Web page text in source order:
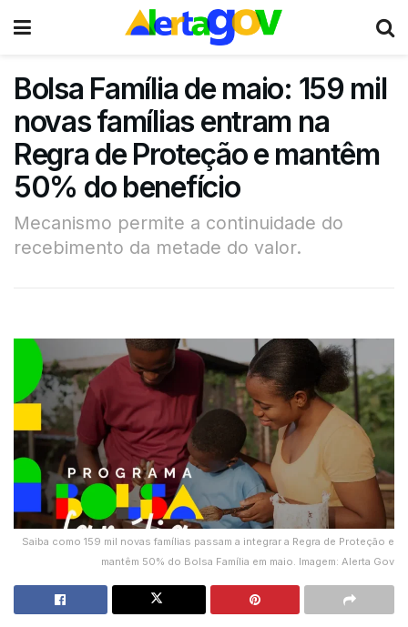
Bolsa Família de maio: 159 mil
novas famílias entram na
Regra de Proteção e mantêm
50% do benefício
Mecanismo permite a continuidade do
recebimento da metade do valor.
Saiba como 159 mil novas famílias passam a integrar a Regra de Proteção e
mantêm 50% do Bolsa Família em maio. Imagem: Alerta Gov